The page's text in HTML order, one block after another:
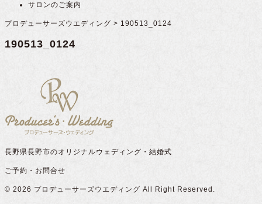
サロンのご案内
プロデューサーズウエディング > 190513_0124
190513_0124
長野県長野市のオリジナルウェディング・結婚式
ご予約・お問合せ
© 2026 プロデューサーズウエディング All Right Reserved.